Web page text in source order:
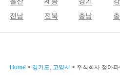
전남
전북 충남
Home > 경기도, 고양시 > 주식회사 정아